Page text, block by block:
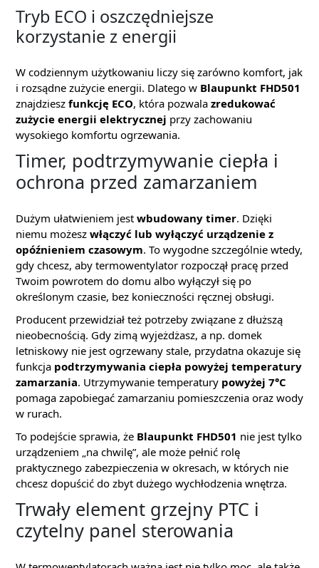
Tryb ECO i oszczędniejsze
korzystanie z energii
W codziennym użytkowaniu liczy się zarówno komfort, jak
i rozsądne zużycie energii. Dlatego w Blaupunkt FHD501
znajdziesz funkcję ECO, która pozwala zredukować
zużycie energii elektrycznej przy zachowaniu
wysokiego komfortu ogrzewania.
Timer, podtrzymywanie ciepła i
ochrona przed zamarzaniem
Dużym ułatwieniem jest wbudowany timer. Dzięki
niemu możesz włączyć lub wyłączyć urządzenie z
opóźnieniem czasowym. To wygodne szczególnie wtedy,
gdy chcesz, aby termowentylator rozpoczął pracę przed
Twoim powrotem do domu albo wyłączył się po
określonym czasie, bez konieczności ręcznej obsługi.
Producent przewidział też potrzeby związane z dłuższą
nieobecnością. Gdy zimą wyjeżdżasz, a np. domek
letniskowy nie jest ogrzewany stale, przydatna okazuje się
funkcja podtrzymywania ciepła powyżej temperatury
zamarzania. Utrzymywanie temperatury powyżej 7°C
pomaga zapobiegać zamarzaniu pomieszczenia oraz wody
w rurach.
To podejście sprawia, że Blaupunkt FHD501 nie jest tylko
urządzeniem „na chwilę”, ale może pełnić rolę
praktycznego zabezpieczenia w okresach, w których nie
chcesz dopuścić do zbyt dużego wychłodzenia wnętrza.
Trwały element grzejny PTC i
czytelny panel sterowania